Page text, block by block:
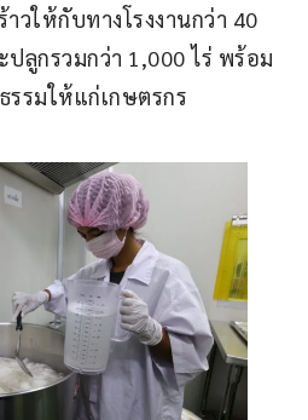
วให้กับทางโรงงานกว่า 40
ลูกรวมกว่า 1,000 ไร่ พร้อม
รมให้แก่เกษตรกร